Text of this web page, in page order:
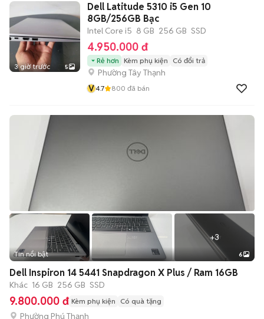
3 giờ trước 5
Dell Latitude 5310 i5 Gen 10
8GB/256GB Bạc
Intel Core i5 8 GB 256 GB SSD
4.950.000 đ
Rẻ hơn Kèm phụ kiện Có đổi trả
Phường Tây Thạnh
V4.7 800 đã bán
+3
Tin nổi bật 6
Dell Inspiron 14 5441 Snapdragon X Plus / Ram 16GB
Khác 16 GB 256 GB SSD
9.800.000 đ Kèm phụ kiện Có quà tặng
Phường Phú Thạnh